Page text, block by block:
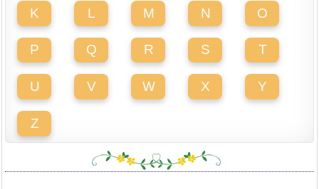
K L M N O
P Q R S T
U V W X Y
Z